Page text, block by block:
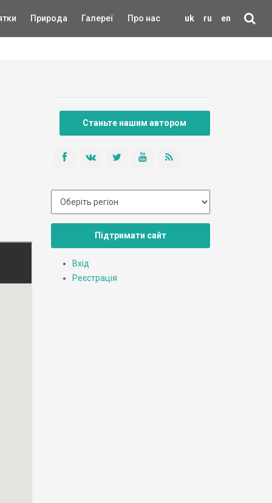
uk ru en
Природа Галереї Про нас
Станьте нашим автором
Підтримати сайт
Вхід
Реєстрація